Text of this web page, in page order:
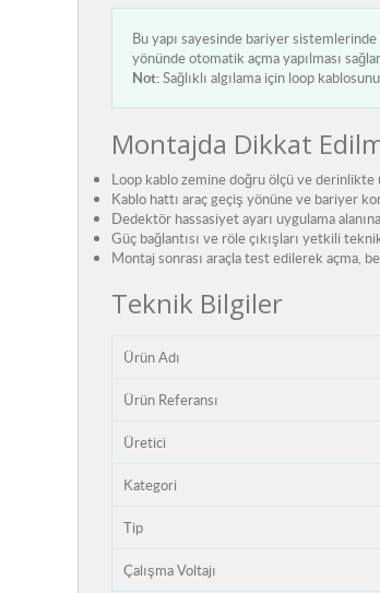
Bu yapı sayesinde bariyer sistemlerinde
yönünde otomatik açma yapılması
Not:Sağlıklı algılama için loop
Montajda Dikkat
Loop kablo zemine doğru ölçü ve derinlikte
Kablo hattı araç geçiş yönüne ve bariyer
Dedektör hassasiyet ayarı uygulama
Güç bağlantısı ve röle çıkışları yetkili
Montaj sonrası araçla test edilerek açma,
Teknik Bilgiler
Ürün Adı
Ürün Referansı
Üretici
Kategori
Tip
Çalışma Voltajı